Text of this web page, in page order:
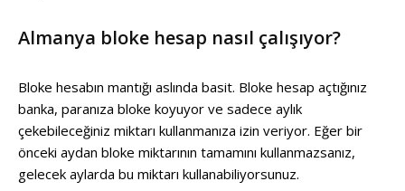
Almanya bloke hesap nasıl çalışıyor?
Bloke hesabın mantığı aslında basit. Bloke hesap açtığınız
banka, paranıza bloke koyuyor ve sadece aylık
çekebileceğiniz miktarı kullanmanıza izin veriyor. Eğer bir
önceki aydan bloke miktarının tamamını kullanmazsanız,
gelecek aylarda bu miktarı kullanabiliyorsunuz.